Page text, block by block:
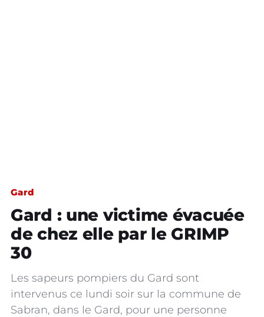
Gard
Gard : une victime évacuée
de chez elle par le GRIMP
30
Les sapeurs pompiers du Gard sont
intervenus ce lundi soir sur la commune de
Sabran, dans le Gard, pour une personne